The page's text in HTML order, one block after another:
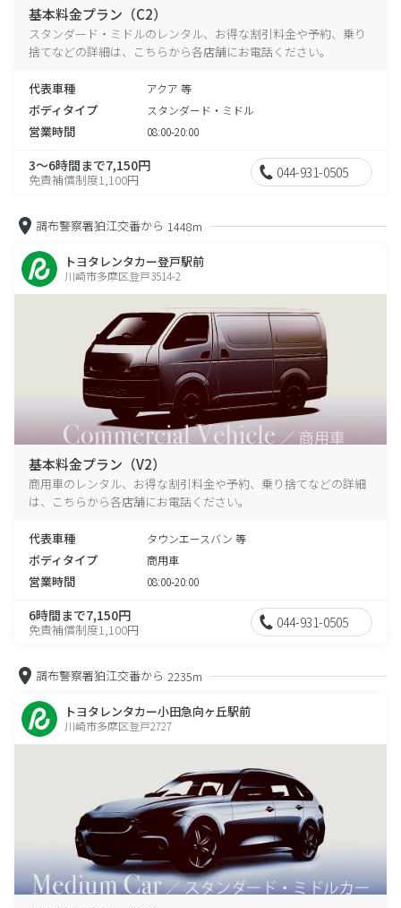
基本料金プラン（C2）
スタンダード・ミドルのレンタル、お得な割引料金や予約、乗り
捨てなどの詳細は、こちらから各店舗にお電話ください。
代表車種 アクア 等
ボディタイプ スタンダード・ミドル
営業時間 08:00-20:00
3～6時間まで7,150円
免責補償制度1,100円 044-931-0505
調布警察署狛江交番から 1448m
トヨタレンタカー登戸駅前
川崎市多摩区登戸3514-2
基本料金プラン（V2）
商用車のレンタル、お得な割引料金や予約、乗り捨てなどの詳細
は、こちらから各店舗にお電話ください。
代表車種 タウンエースバン 等
ボディタイプ 商用車
営業時間 08:00-20:00
6時間まで7,150円
免責補償制度1,100円 044-931-0505
調布警察署狛江交番から 2235m
トヨタレンタカー小田急向ヶ丘駅前
川崎市多摩区登戸2727